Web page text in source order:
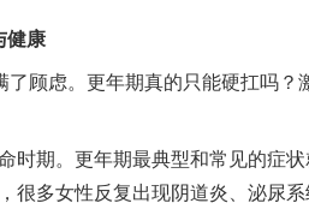
健康
顾虑。更年期真的只能硬扛吗？
期。更年期最典型和常见的症状
很多女性反复出现阴道炎、泌尿